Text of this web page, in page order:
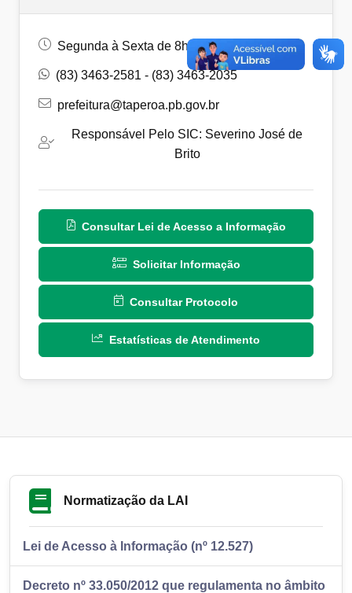
Segunda à Sexta de 8h às 14h
(83) 3463-2581 - (83) 3463-2035
prefeitura@taperoa.pb.gov.br
Responsável Pelo SIC: Severino José de
Brito
Consultar Lei de Acesso a Informação
Solicitar Informação
Consultar Protocolo
Estatísticas de Atendimento
Normatização da LAI
Lei de Acesso à Informação (nº 12.527)
Decreto nº 33.050/2012 que regulamenta no âmbito